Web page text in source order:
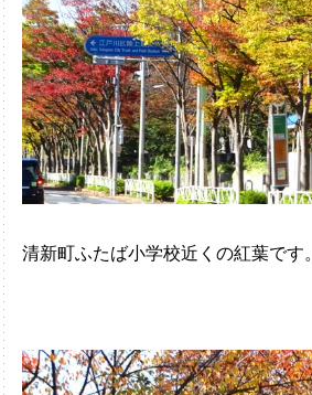
清新町ふたば小学校近くの紅葉です。